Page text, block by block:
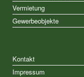
Vermietung
Gewerbeobjekte
Kontakt
Impressum